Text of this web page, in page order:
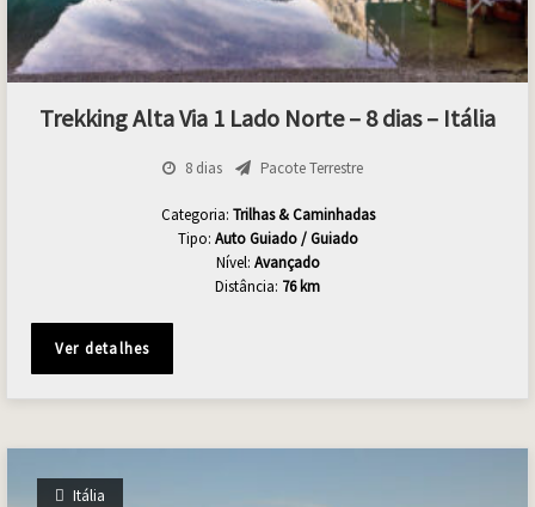
Trekking Alta Via 1 Lado Norte – 8 dias – Itália
8 dias Pacote Terrestre
Categoria: Trilhas & Caminhadas
Tipo: Auto Guiado / Guiado
Nível: Avançado
Distância: 76 km
Ver detalhes
Itália